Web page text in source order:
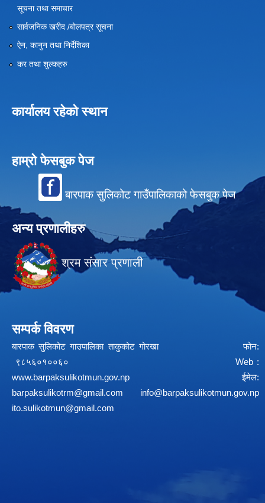
सूचना तथा समाचार
सार्वजनिक खरीद /बोलपत्र सूचना
ऐन, कानुन तथा निर्देशिका
कर तथा शुल्कहरु
कार्यालय रहेको स्थान
हाम्रो फेसबुक पेज
बारपाक सुलिकोट गाउँपालिकाको फेसबुक पेज
अन्य प्रणालीहरु
श्रम संसार प्रणाली
सम्पर्क विवरण
बारपाक सुलिकोट गाउपालिका ताकुकोट गोरखा फोन:
९८५६०१००६० Web :
www.barpaksulikotmun.gov.np
ईमेल:
barpaksulikotrm@gmail.com
info@barpaksulikotmun.gov.np
ito.sulikotmun@gmail.com